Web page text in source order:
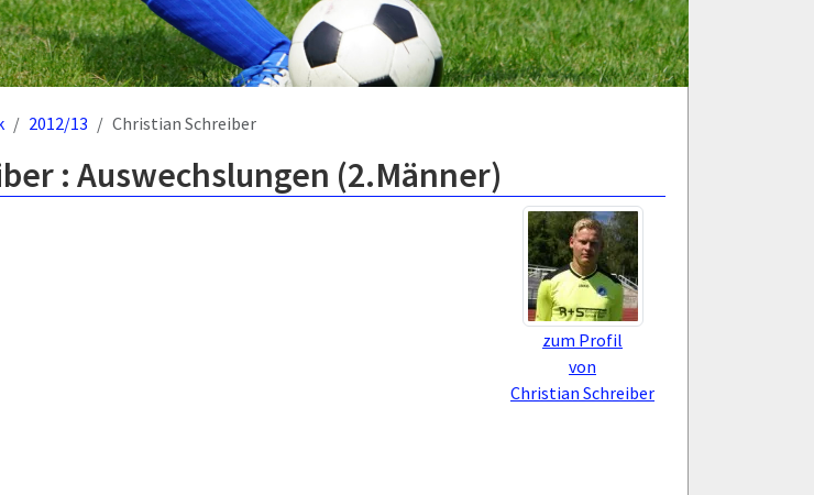
2012/13 Christian Schreiber
: Auswechslungen (2.Männer)
zum Profil
von
Christian Schreiber